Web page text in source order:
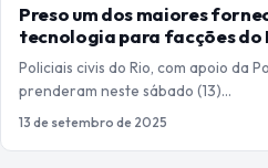
Preso um dos maiores
tecnologia para facções do
Policiais civis do Rio, com apoio da
prenderam neste sábado (13)…
13 de setembro de 2025